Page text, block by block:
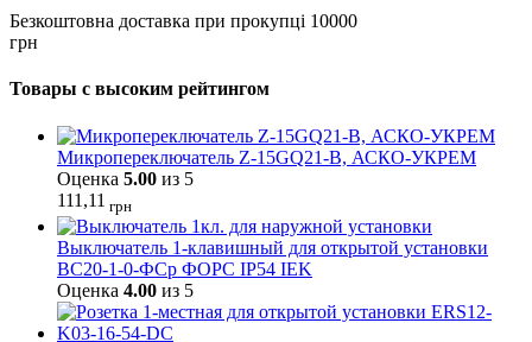
Безкоштовна доставка при прокупці 10000
грн
Товары с высоким рейтингом
Микропереключатель Z-15GQ21-B, АСКО-УКРЕМ
Оценка 5.00 из 5
111,11 грн
Выключатель 1-клавишный для открытой установки
ВС20-1-0-ФСр ФОРС IP54 IEK
Оценка 4.00 из 5